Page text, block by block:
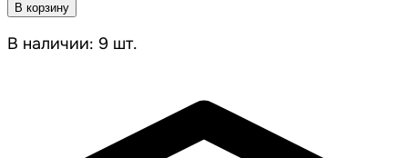
В корзину
В наличии: 9 шт.